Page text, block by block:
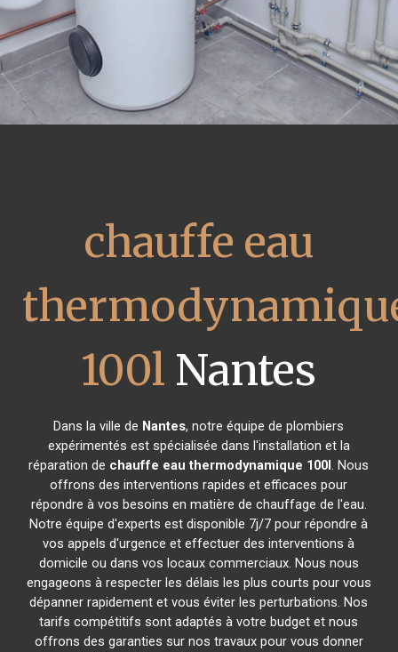
chauffe eau
100l Nantes
Dans la ville de Nantes, notre équipe de plombiers
expérimentés est spécialisée dans l'installation et la
réparation de chauffe eau thermodynamique 100l. Nous
offrons des interventions rapides et efficaces pour
répondre à vos besoins en matière de chauffage de l'eau.
Notre équipe d'experts est disponible 7j/7 pour répondre à
vos appels d'urgence et effectuer des interventions à
domicile ou dans vos locaux commerciaux. Nous nous
engageons à respecter les délais les plus courts pour vous
dépanner rapidement et vous éviter les perturbations. Nos
tarifs compétitifs sont adaptés à votre budget et nous
offrons des garanties sur nos travaux pour vous donner